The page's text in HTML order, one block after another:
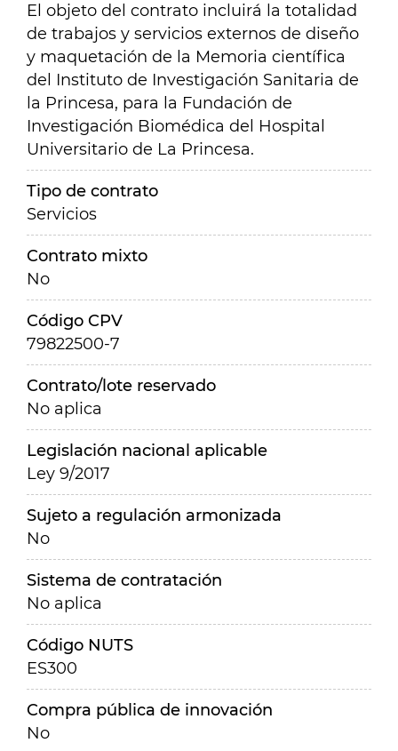
El objeto del contrato incluirá la totalidad
de trabajos y servicios externos de diseño
y maquetación de la Memoria científica
del Instituto de Investigación Sanitaria de
la Princesa, para la Fundación de
Investigación Biomédica del Hospital
Universitario de La Princesa.
Tipo de contrato
Servicios
Contrato mixto
No
Código CPV
79822500-7
Contrato/lote reservado
No aplica
Legislación nacional aplicable
Ley 9/2017
Sujeto a regulación armonizada
No
Sistema de contratación
No aplica
Código NUTS
ES300
Compra pública de innovación
No